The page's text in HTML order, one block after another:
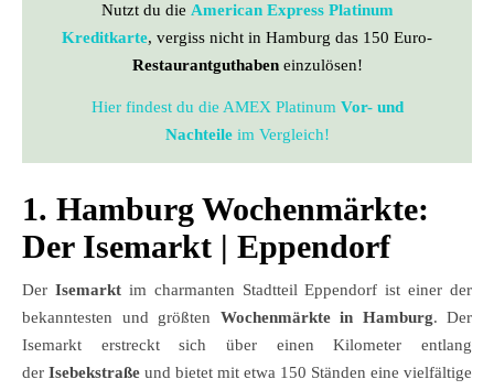
Nutzt du die American Express Platinum
Kreditkarte, vergiss nicht in Hamburg das 150 Euro-
Restaurantguthabeneinzulösen!
Hier findest du die AMEX Platinum Vor- und
Nachteileim Vergleich!
1. Hamburg Wochenmärkte:
Der Isemarkt | Eppendorf
Der Isemarktim charmanten Stadtteil Eppendorf ist einer der
bekanntesten und größten Wochenmärkte in Hamburg. Der
Isemarkt erstreckt sich über einen Kilometer entlang
der Isebekstraße und bietet mit etwa 150 Ständen eine vielfältige